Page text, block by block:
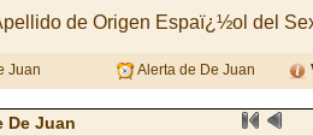
de Origen Espaï¿½ol del
Juan Alerta de De Juan
De Juan